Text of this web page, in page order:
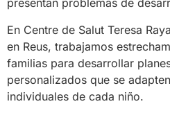
presentan problemas de
En Centre de Salut Teresa
en Reus, trabajamos
familias para desarrollar
personalizados que se
individuales de cada niño.